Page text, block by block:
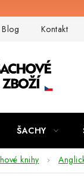
Blog Kontakt
ŠACHY
knihy